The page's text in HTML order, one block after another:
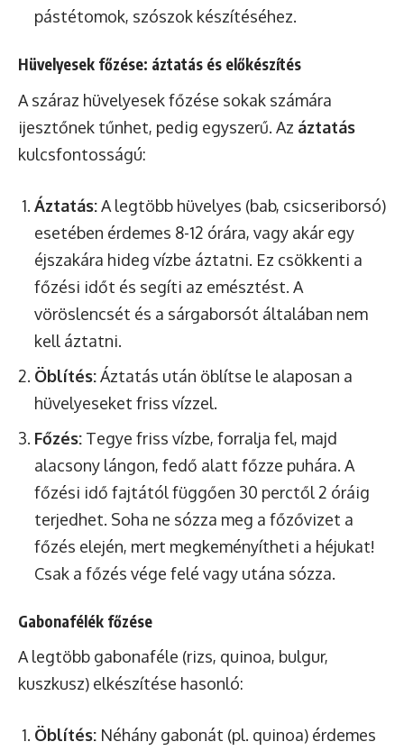
pástétomok, szószok készítéséhez.
Hüvelyesek főzése: áztatás és előkészítés
A száraz hüvelyesek főzése sokak számára
ijesztőnek tűnhet, pedig egyszerű. Az áztatás
kulcsfontosságú:
Áztatás:A legtöbb hüvelyes (bab, csicseriborsó)
esetében érdemes 8-12 órára, vagy akár egy
éjszakára hideg vízbe áztatni. Ez csökkenti a
főzési időt és segíti az emésztést. A
vöröslencsét és a sárgaborsót általában nem
kell áztatni.
Öblítés:Áztatás után öblítse le alaposan a
hüvelyeseket friss vízzel.
Főzés: Tegye friss vízbe, forralja fel, majd
alacsony lángon, fedő alatt főzze puhára. A
főzési idő fajtától függően 30 perctől 2 óráig
terjedhet. Soha ne sózza meg a főzővizet a
főzés elején, mert megkeményítheti a héjukat!
Csak a főzés vége felé vagy utána sózza.
Gabonafélék főzése
A legtöbb gabonaféle (rizs, quinoa, bulgur,
kuszkusz) elkészítése hasonló:
Öblítés: Néhány gabonát (pl. quinoa) érdemes